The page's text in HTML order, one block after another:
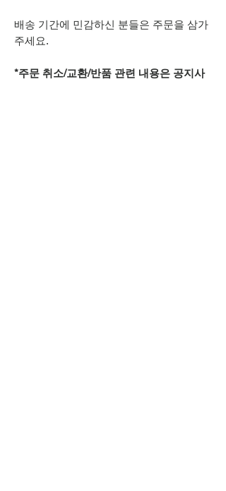
배송 기간에 민감하신 분들은 주문을 삼가
주세요.
*주문 취소/교환/반품 관련 내용은 공지사